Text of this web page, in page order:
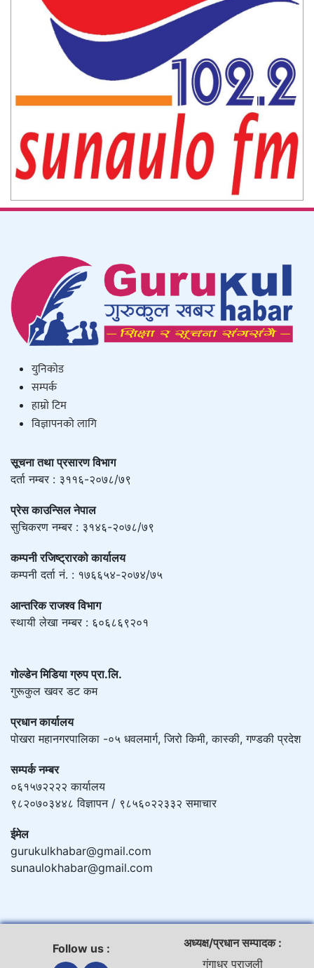
युनिकाेड
सम्पर्क
हाम्राे टिम
विज्ञापनको लागि
सूचना तथा प्रसारण विभाग
दर्ता नम्बर : ३११६-२०७८/७९
प्रेस काउन्सिल नेपाल
सुचिकरण नम्बर : ३१४६-२०७८/७९
कम्पनी रजिष्ट्रारको कार्यालय
कम्पनी दर्ता नं. : १७६६५४-२०७४/७५
आन्तरिक राजश्व विभाग
स्थायी लेखा नम्बर : ६०६८६९२०१
गोल्डेन मिडिया ग्रुप प्रा.लि.
गुरूकुल खवर डट कम
प्रधान कार्यालय
पोखरा महानगरपालिका -०५ धवलमार्ग, जिरो किमी, कास्की, गण्डकी प्रदेश
सम्पर्क नम्बर
०६१५७२२२२ कार्यालय
९८२०७०३४४८ विज्ञापन / ९८५६०२२३३२ समाचार
ईमेल
gurukulkhabar@gmail.com
sunaulokhabar@gmail.com
Follow us :
अध्यक्ष/प्रधान सम्पादक :
गंगाधर पराजुली